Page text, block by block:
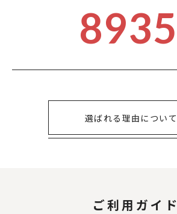
8935
選ばれる理由について
ご利用ガイド